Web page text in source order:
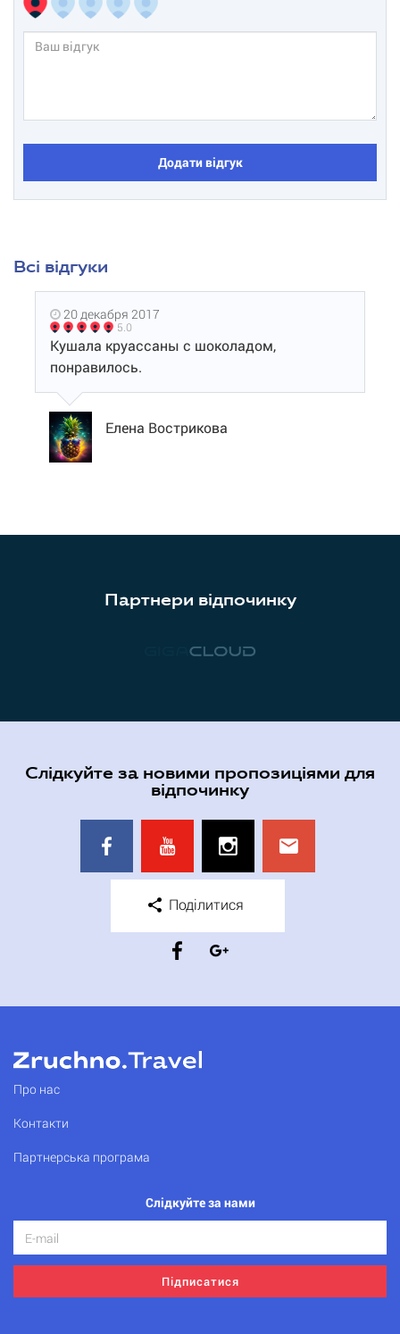
Додати відгук
Всі відгуки
20 декабря 2017
5.0
Кушала круассаны с шоколадом,
понравилось.
Елена Вострикова
Партнери відпочинку
Слідкуйте за новими пропозиціями для
відпочинку
Поділитися
Про нас
Контакти
Партнерська програма
Слідкуйте за нами
Підписатися